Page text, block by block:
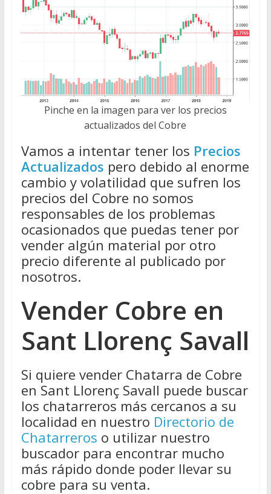
Pinche en la imagen para ver los precios
actualizados del Cobre
Vamos a intentar tener los Precios
Actualizados pero debido al enorme
cambio y volatilidad que sufren los
precios del Cobre no somos
responsables de los problemas
ocasionados que puedas tener por
vender algún material por otro
precio diferente al publicado por
nosotros.
Vender Cobre en
Sant Llorenç Savall
Si quiere vender Chatarra de Cobre
en Sant Llorenç Savall puede buscar
los chatarreros más cercanos a su
localidad en nuestro Directorio de
Chatarreros o utilizar nuestro
buscador para encontrar mucho
más rápido donde poder llevar su
cobre para su venta.